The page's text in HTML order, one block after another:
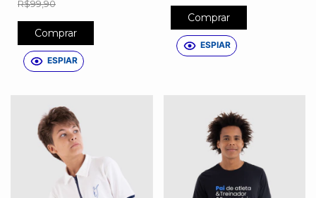
R$99,90
Comprar
ESPIAR
Comprar
ESPIAR